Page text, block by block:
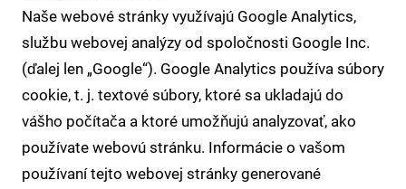
Naše webové stránky využívajú Google Analytics,
službu webovej analýzy od spoločnosti Google Inc.
(ďalej len „Google“). Google Analytics používa súbory
cookie, t. j. textové súbory, ktoré sa ukladajú do
vášho počítača a ktoré umožňujú analyzovať, ako
používate webovú stránku. Informácie o vašom
používaní tejto webovej stránky generované